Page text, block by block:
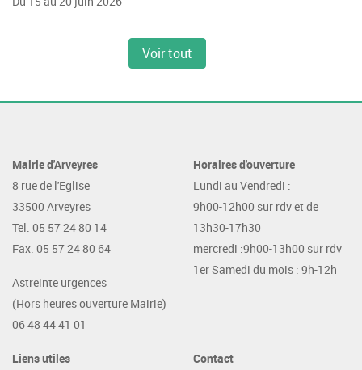
Voir tout
Mairie d'Arveyres
8 rue de l'Eglise
33500 Arveyres
Tel. 05 57 24 80 14
Fax. 05 57 24 80 64
Astreinte urgences
(Hors heures ouverture Mairie)
06 48 44 41 01
Horaires d'ouverture
Lundi au Vendredi :
9h00-12h00 sur rdv et de
13h30-17h30
mercredi :9h00-13h00 sur rdv
1er Samedi du mois : 9h-12h
Liens utiles Contact